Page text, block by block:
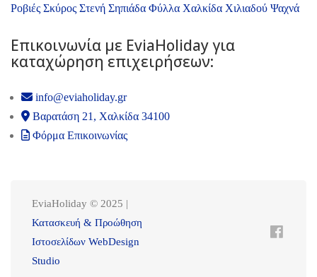
Ροβιές Σκύρος Στενή Σηπιάδα Φύλλα Χαλκίδα Χιλιαδού Ψαχνά
Επικοινωνία με ΕviaHoliday για
καταχώρηση επιχειρήσεων:
info@eviaholiday.gr
Βαρατάση 21, Χαλκίδα 34100
Φόρμα Επικοινωνίας
EviaHoliday © 2025 |
Κατασκευή & Προώθηση
Ιστοσελίδων WebDesign
Studio